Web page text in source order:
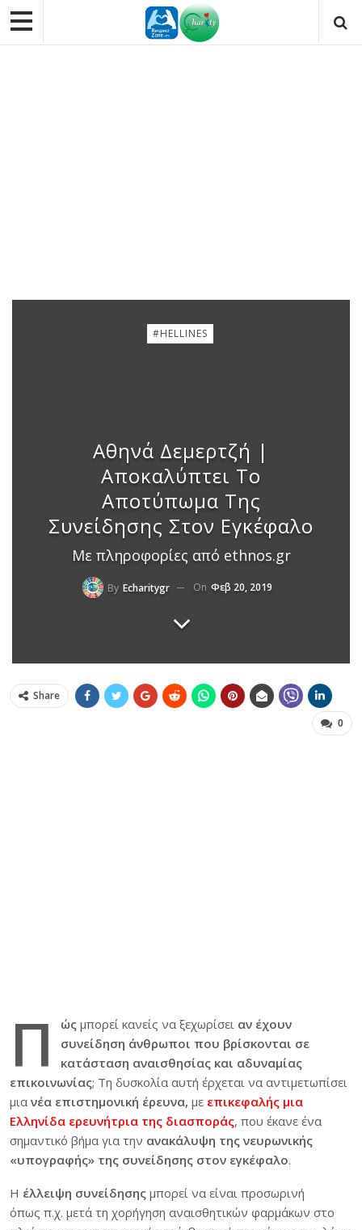
#HELLINES
Αθηνά Δεμερτζή |
Αποκαλύπτει Το
Αποτύπωμα Της
Συνείδησης Στον Εγκέφαλο
Με πληροφορίες από ethnos.gr
By Echaritygr On Φεβ 20, 2019
Share
0
Π ώς μπορεί κανείς να ξεχωρίσει αν έχουν
συνείδηση άνθρωποι που βρίσκονται σε
κατάσταση αναισθησίας και αδυναμίας
επικοινωνίας; Τη δυσκολία αυτή έρχεται να αντιμετωπίσει
μια νέα επιστημονική έρευνα, με επικεφαλής μια
Ελληνίδα ερευνήτρια της διασποράς, που έκανε ένα
σημαντικό βήμα για την ανακάλυψη της νευρωνικής
«υπογραφής» της συνείδησης στον εγκέφαλο.
Η έλλειψη συνείδησης μπορεί να είναι προσωρινή
όπως π.χ. μετά τη χορήγηση αναισθητικών φαρμάκων στο